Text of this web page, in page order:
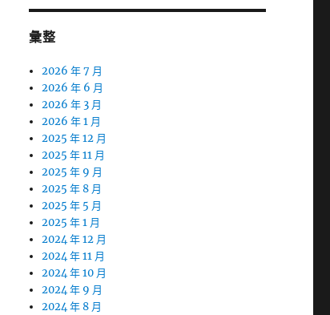
彙整
2026 年 7 月
2026 年 6 月
2026 年 3 月
2026 年 1 月
2025 年 12 月
2025 年 11 月
2025 年 9 月
2025 年 8 月
2025 年 5 月
2025 年 1 月
2024 年 12 月
2024 年 11 月
2024 年 10 月
2024 年 9 月
2024 年 8 月